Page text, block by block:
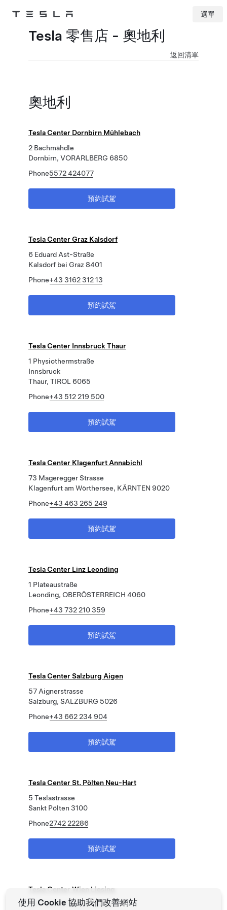
Tesla 選單
Tesla 零售店 - 奧地利
返回清單
奧地利
Tesla Center Dornbirn Mühlebach
2 Bachmähdle
Dornbirn, VORARLBERG 6850
Phone5572 424077
預約試駕
Tesla Center Graz Kalsdorf
6 Eduard Ast-Straße
Kalsdorf bei Graz 8401
Phone+43 3162 312 13
預約試駕
Tesla Center Innsbruck Thaur
1 Physiothermstraße
Innsbruck
Thaur, TIROL 6065
Phone+43 512 219 500
預約試駕
Tesla Center Klagenfurt Annabichl
73 Mageregger Strasse
Klagenfurt am Wörthersee, KÄRNTEN 9020
Phone+43 463 265 249
預約試駕
Tesla Center Linz Leonding
1 Plateaustraße
Leonding, OBERÖSTERREICH 4060
Phone+43 732 210 359
預約試駕
Tesla Center Salzburg Aigen
57 Aignerstrasse
Salzburg, SALZBURG 5026
Phone+43 662 234 904
預約試駕
Tesla Center St. Pölten Neu-Hart
5 Teslastrasse
Sankt Pölten 3100
Phone2742 22286
預約試駕
Tesla Center Wien Liesing
207-209 at Triesterstraße
使用 Cookie 協助我們改善網站